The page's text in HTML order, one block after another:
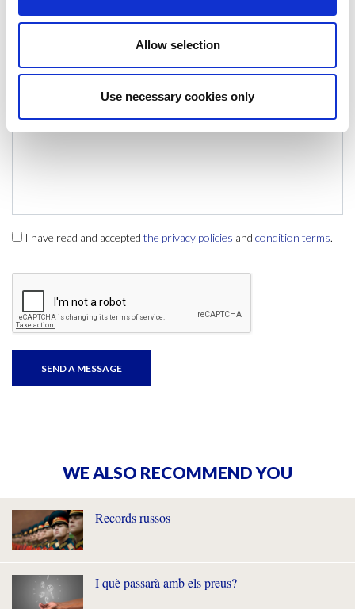
Allow selection
Use necessary cookies only
I have read and accepted the privacy policies and condition terms.
WE ALSO RECOMMEND YOU
Records russos
I què passarà amb els preus?